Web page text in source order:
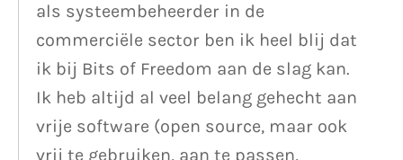
als systeembeheerder in de
commerciële sector ben ik heel blij dat
ik bij Bits of Freedom aan de slag kan.
Ik heb altijd al veel belang gehecht aan
vrije software (open source, maar ook
vrij te gebruiken, aan te passen,